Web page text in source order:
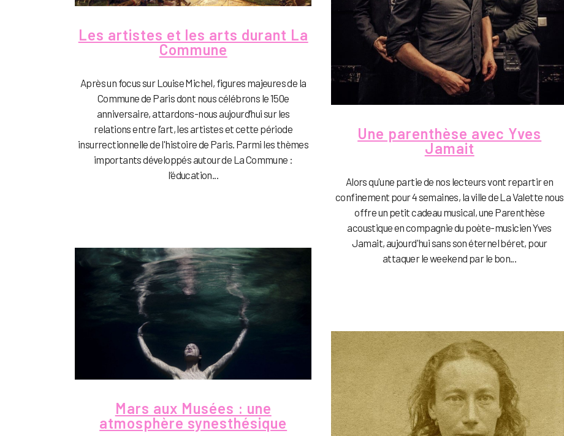
Les artistes et les arts durant La
Commune
Après un focus sur Louise Michel, figures majeures de la
Commune de Paris dont nous célébrons le 150e
anniversaire, attardons-nous aujourd’hui sur les
relations entre l’art, les artistes et cette période
insurrectionnelle de l'histoire de Paris. Parmi les thèmes
importants développés autour de La Commune :
l’éducation...
Une parenthèse avec Yves
Jamait
Alors qu'une partie de nos lecteurs vont repartir en
confinement pour 4 semaines, la ville de La Valette nous
offre un petit cadeau musical, une Parenthèse
acoustique en compagnie du poète-musicien Yves
Jamait, aujourd'hui sans son éternel béret, pour
attaquer le weekend par le bon...
Mars aux Musées : une
atmosphère synesthésique